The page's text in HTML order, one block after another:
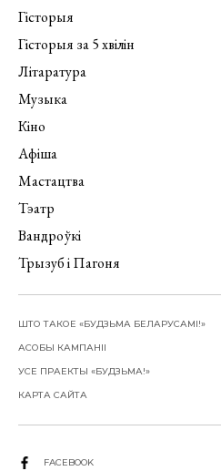
Гісторыя
Гісторыя за 5 хвілін
Літаратура
Музыка
Кіно
Афіша
Мастацтва
Тэатр
Вандроўкі
Трызуб і Пагоня
ШТО ТАКОЕ «БУДЗЬМА БЕЛАРУСАМІ!»
АСОБЫ КАМПАНІІ
УСЕ ПРАЕКТЫ «БУДЗЬМА!»
КАРТА САЙТА
FACEBOOK